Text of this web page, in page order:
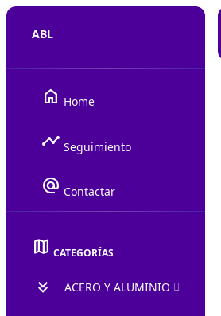
ABL
home Home
timeline Seguimiento
alternate_email Contactar
map CATEGORÍAS
keyboard_double_arrow_down ACERO Y ALUMINIO